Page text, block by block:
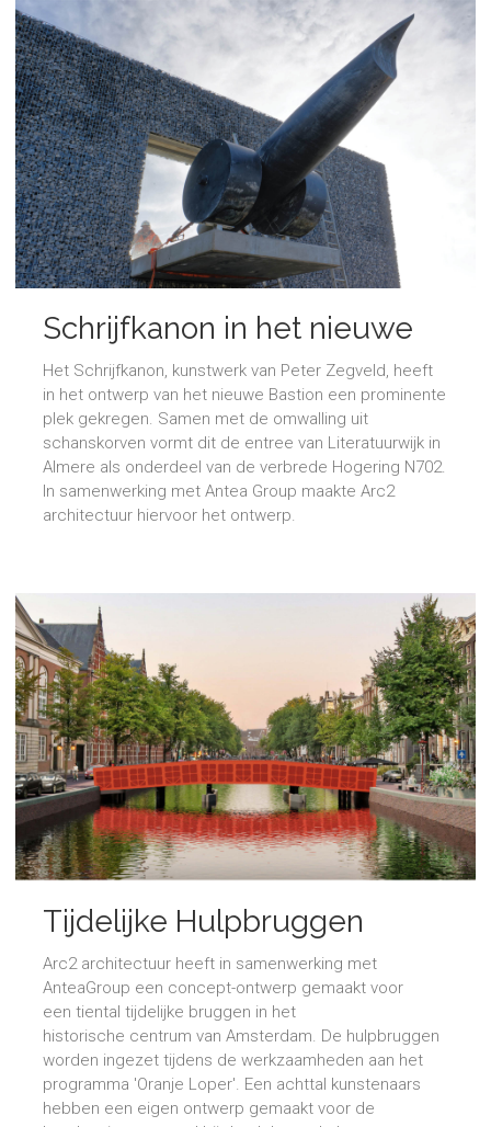
Schrijfkanon in het nieuwe
Bastion
Het Schrijfkanon, kunstwerk van Peter Zegveld, heeft
in het ontwerp van het nieuwe Bastion een prominente
plek gekregen. Samen met de omwalling uit
schanskorven vormt dit de entree van Literatuurwijk in
Almere als onderdeel van de verbrede Hogering N702.
In samenwerking met Antea Group maakte Arc2
architectuur hiervoor het ontwerp.
Tijdelijke Hulpbruggen
Amsterdam
Arc2 architectuur heeft in samenwerking met
AnteaGroup een concept-ontwerp gemaakt voor
een tiental tijdelijke bruggen in het
historische centrum van Amsterdam. De hulpbruggen
worden ingezet tijdens de werkzaamheden aan het
programma 'Oranje Loper'. Een achttal kunstenaars
hebben een eigen ontwerp gemaakt voor de